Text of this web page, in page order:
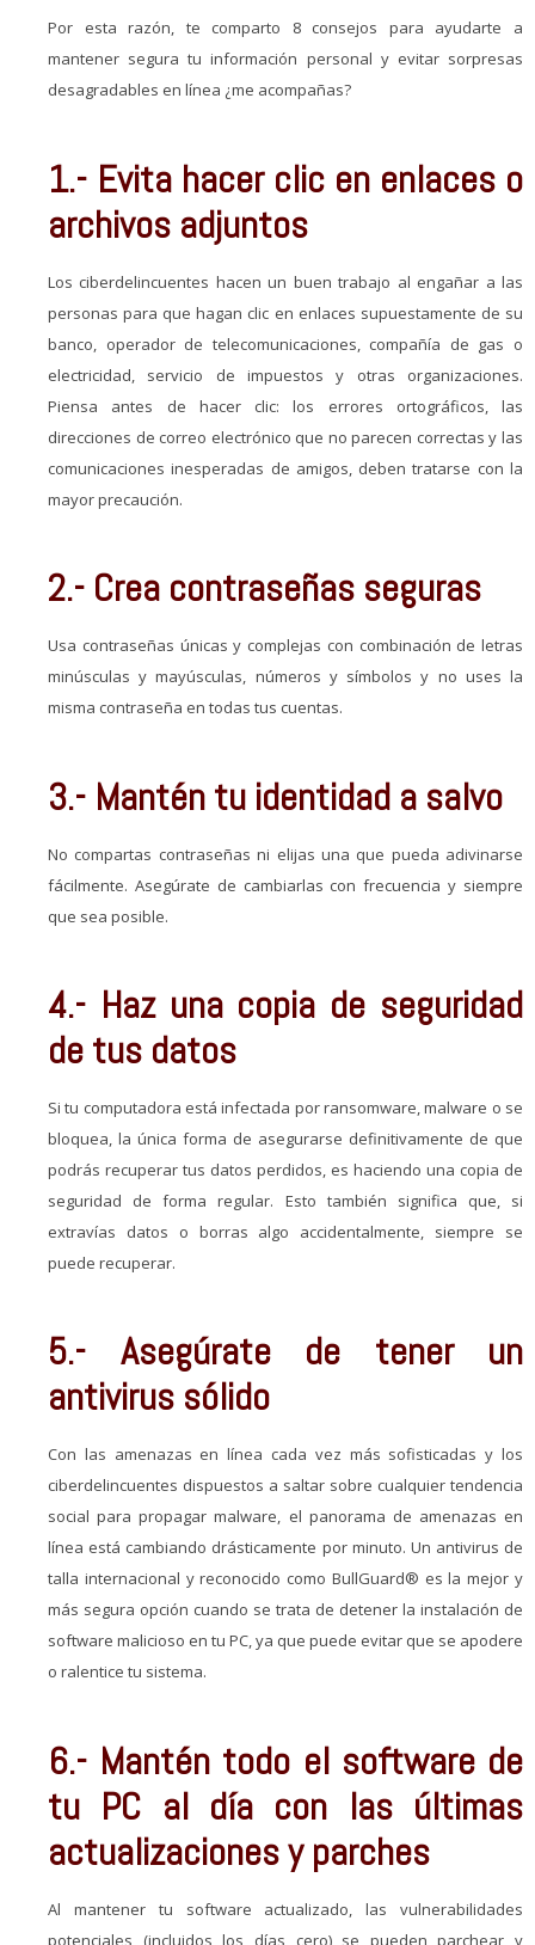
Por esta razón, te comparto 8 consejos para ayudarte a
mantener segura tu información personal y evitar sorpresas
desagradables en línea ¿me acompañas?
1.- Evita hacer clic en enlaces o
archivos adjuntos
Los ciberdelincuentes hacen un buen trabajo al engañar a las
personas para que hagan clic en enlaces supuestamente de su
banco, operador de telecomunicaciones, compañía de gas o
electricidad, servicio de impuestos y otras organizaciones.
Piensa antes de hacer clic: los errores ortográficos, las
direcciones de correo electrónico que no parecen correctas y las
comunicaciones inesperadas de amigos, deben tratarse con la
mayor precaución.
2.- Crea contraseñas seguras
Usa contraseñas únicas y complejas con combinación de letras
minúsculas y mayúsculas, números y símbolos y no uses la
misma contraseña en todas tus cuentas.
3.- Mantén tu identidad a salvo
No compartas contraseñas ni elijas una que pueda adivinarse
fácilmente. Asegúrate de cambiarlas con frecuencia y siempre
que sea posible.
4.- Haz una copia de seguridad
de tus datos
Si tu computadora está infectada por ransomware, malware o se
bloquea, la única forma de asegurarse definitivamente de que
podrás recuperar tus datos perdidos, es haciendo una copia de
seguridad de forma regular. Esto también significa que, si
extravías datos o borras algo accidentalmente, siempre se
puede recuperar.
5.- Asegúrate de tener un
antivirus sólido
Con las amenazas en línea cada vez más sofisticadas y los
ciberdelincuentes dispuestos a saltar sobre cualquier tendencia
social para propagar malware, el panorama de amenazas en
línea está cambiando drásticamente por minuto. Un antivirus de
talla internacional y reconocido como BullGuard® es la mejor y
más segura opción cuando se trata de detener la instalación de
software malicioso en tu PC, ya que puede evitar que se apodere
o ralentice tu sistema.
6.- Mantén todo el software de
tu PC al día con las últimas
actualizaciones y parches
Al mantener tu software actualizado, las vulnerabilidades
potenciales (incluidos los días cero) se pueden parchear y